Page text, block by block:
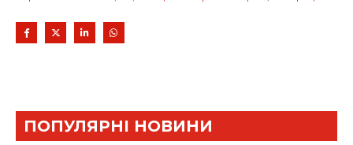
ПОПУЛЯРНІ НОВИНИ